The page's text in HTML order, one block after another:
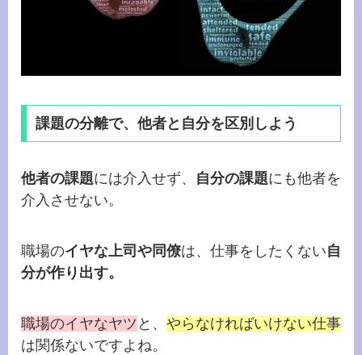
課題の分離で、他者と自分を区別しよう
他者の課題には介入せず、 自分の課題にも他者を
介入させない。
職場のイヤな上司や同僚は、仕事をしたくない自
分が作り出す。
職場のイヤなヤツ と、 やらなければいけない仕事
は関係ないですよね。